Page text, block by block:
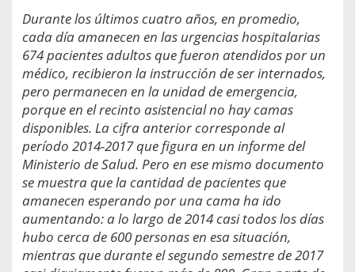
Durante los últimos cuatro años, en promedio,
cada día amanecen en las urgencias hospitalarias
674 pacientes adultos que fueron atendidos por un
médico, recibieron la instrucción de ser internados,
pero permanecen en la unidad de emergencia,
porque en el recinto asistencial no hay camas
disponibles. La cifra anterior corresponde al
período 2014-2017 que figura en un informe del
Ministerio de Salud. Pero en ese mismo documento
se muestra que la cantidad de pacientes que
amanecen esperando por una cama ha ido
aumentando: a lo largo de 2014 casi todos los días
hubo cerca de 600 personas en esa situación,
mientras que durante el segundo semestre de 2017